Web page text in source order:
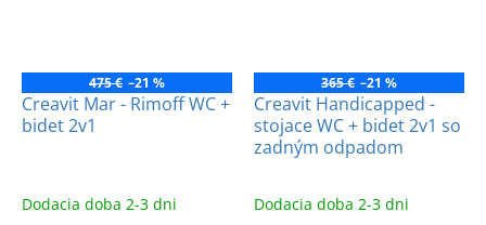
475 € –21 %
Creavit Mar - Rimoff WC +
bidet 2v1
Dodacia doba 2-3 dni
365 € –21 %
Creavit Handicapped -
stojace WC + bidet 2v1 so
zadným odpadom
Dodacia doba 2-3 dni